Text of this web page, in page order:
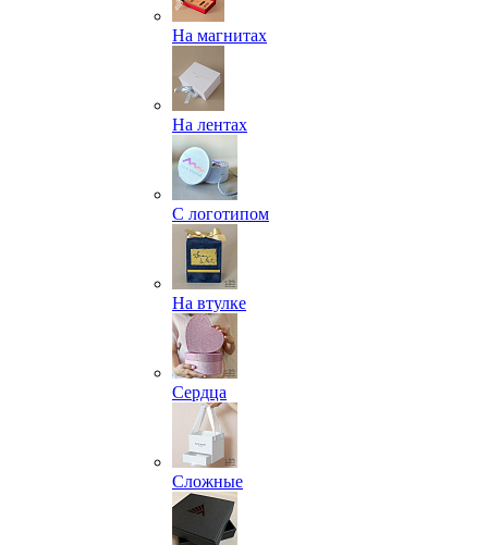
На магнитах
На лентах
С логотипом
На втулке
Сердца
Сложные